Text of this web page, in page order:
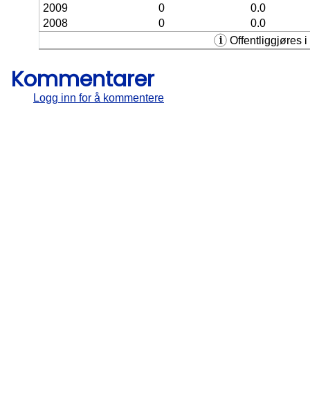
2009
0
0.0
2008
0
0.0
Offentliggjøres i
Kommentarer
Logg inn for å kommentere